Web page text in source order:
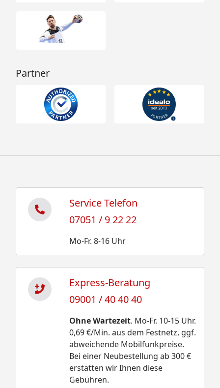
Partner
Service Telefon
07051 / 9 22 22
Mo-Fr. 8-16 Uhr
Express-Beratung
09001 / 40 40 40
Ohne Wartezeit. Mo-Fr. 10-15 Uhr.
0,69 €/Min. aus dem Festnetz, ggf.
abweichende Mobilfunkpreise.
Bei einer Neubestellung ab 300 €
erstatten wir Ihnen diese
Gebühren.